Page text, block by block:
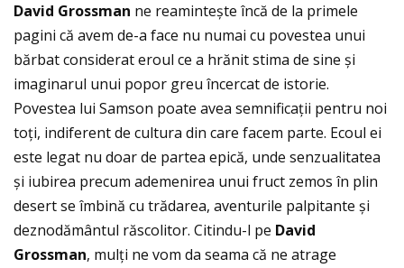
David Grossman ne reamintește încă de la primele
pagini că avem de-a face nu numai cu povestea unui
bărbat considerat eroul ce a hrănit stima de sine și
imaginarul unui popor greu încercat de istorie.
Povestea lui Samson poate avea semnificaţii pentru noi
toţi, indiferent de cultura din care facem parte. Ecoul ei
este legat nu doar de partea epică, unde senzualitatea
și iubirea precum ademenirea unui fruct zemos în plin
desert se îmbină cu trădarea, aventurile palpitante și
deznodământul răscolitor. Citindu-l pe David
Grossman, mulţi ne vom da seama că ne atrage